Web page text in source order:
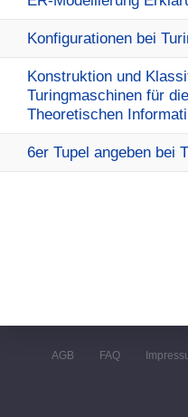
Konfigurationen bei
Konstruktion und
Turingmaschinen für
Theoretischen
6er Tupel angeben bei
AGB FAQ